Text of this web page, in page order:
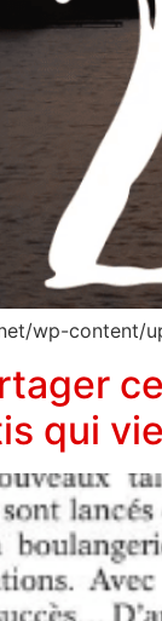
wp-content/
qui